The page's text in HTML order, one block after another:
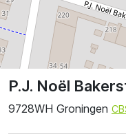
P.J. Noël
9728WH Groningen